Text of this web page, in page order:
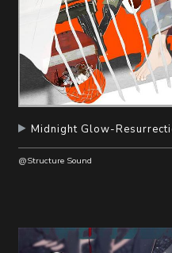
Midnight Glow-
@Structure Sound